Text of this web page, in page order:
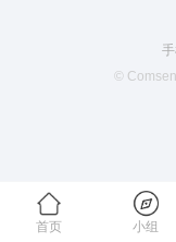
©
首页 小组